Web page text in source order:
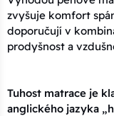
zvyšuje komfort
doporučují v
prodyšnost a
Tuhost matrace je
anglického jazyka